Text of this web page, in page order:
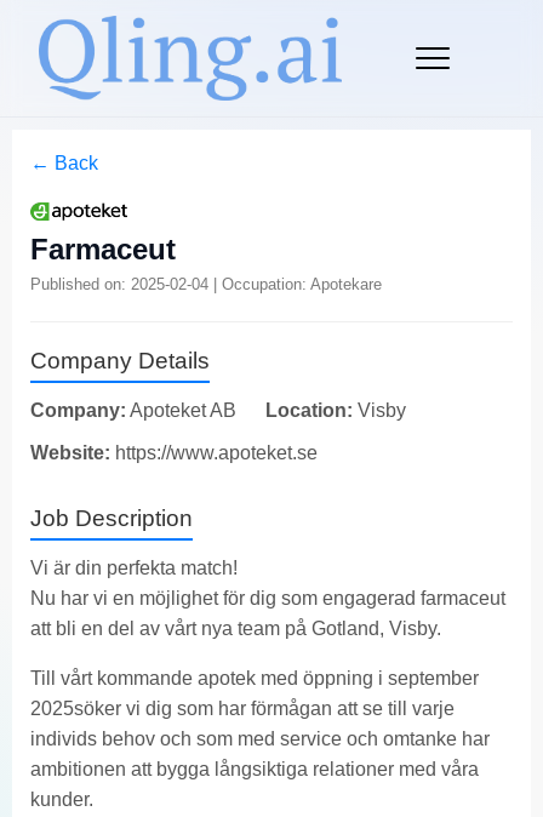
← Back
Farmaceut
Published on: 2025-02-04 | Occupation: Apotekare
Company Details
Company: Apoteket AB Location: Visby
Website: https://www.apoteket.se
Job Description
Vi är din perfekta match!
Nu har vi en möjlighet för dig som engagerad farmaceut
att bli en del av vårt nya team på Gotland, Visby.
Till vårt kommande apotek med öppning i september
2025söker vi dig som har förmågan att se till varje
individs behov och som med service och omtanke har
ambitionen att bygga långsiktiga relationer med våra
kunder.